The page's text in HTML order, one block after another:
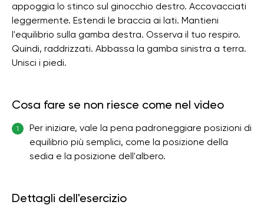
appoggia lo stinco sul ginocchio destro. Accovacciati
leggermente. Estendi le braccia ai lati. Mantieni
l'equilibrio sulla gamba destra. Osserva il tuo respiro.
Quindi, raddrizzati. Abbassa la gamba sinistra a terra.
Unisci i piedi.
Cosa fare se non riesce come nel video
1
Per iniziare, vale la pena padroneggiare posizioni di
equilibrio più semplici, come la posizione della
sedia e la posizione dell'albero.
Dettagli dell'esercizio